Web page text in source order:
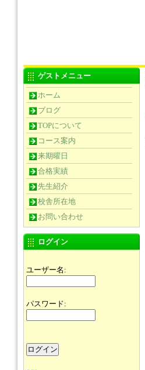
ゲストメニュー
ホーム
ブログ
TOPについて
コース案内
来期曜日
合格実績
先生紹介
校舎所在地
お問い合わせ
ログイン
ユーザー名:
パスワード: